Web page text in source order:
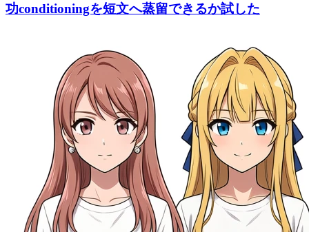
功conditioningを短文へ蒸留できるか試した